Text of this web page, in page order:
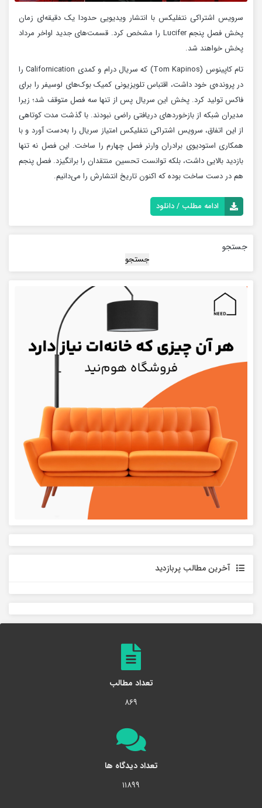
سرویس اشتراکی نتفلیکس با انتشار ویدیویی حدودا یک دقیقه‌ای زمان
پخش فصل پنجم Lucifer را مشخص کرد. قسمت‌های جدید اواخر مرداد
پخش خواهند شد.
تام کاپینوس (Tom Kapinos) که سریال درام و کمدی Californication را
در پرونده‌ی خود داشت، اقتباس تلویزیونی کمیک بوک‌های لوسیفر را برای
فاکس تولید کرد. پخش این سریال پس از تنها سه فصل متوقف شد؛ زیرا
مدیران شبکه از بازخوردهای دریافتی راضی نبودند. با گذشت مدت کوتاهی
از این اتفاق، سرویس اشتراکی نتفلیکس امتیاز سریال را به‌دست آورد و با
همکاری استودیوی برادران وارنر فصل چهارم را ساخت. این فصل نه تنها
بازدید بالایی داشت، بلکه توانست تحسین منتقدان را برانگیزد. فصل پنجم
هم در دست ساخت بوده که اکنون تاریخ انتشارش را می‌دانیم.
ادامه مطلب / دانلود
جستجو
جستجو
آخرین مطالب پربازدید
تعداد مطالب
۸۶۹
تعداد دیدگاه ها
۱۱۸۹۹